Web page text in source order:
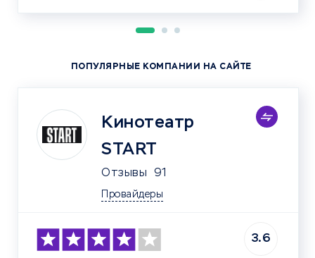
ПОПУЛЯРНЫЕ КОМПАНИИ НА САЙТЕ
Кинотеатр
START
Отзывы 91
Провайдеры
3.6